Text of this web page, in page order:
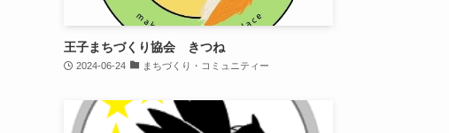
王子まちづくり協会 きつね
2024-06-24 まちづくり・コミュニティー